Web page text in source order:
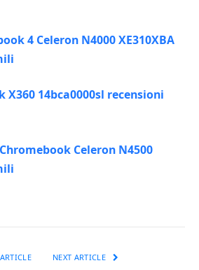
4 Celeron N4000 XE310XBA
X360 14bca0000sl recensioni
Celeron N4500
NEXT ARTICLE